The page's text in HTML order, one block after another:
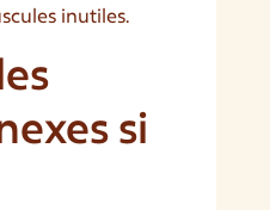
inutiles.
si